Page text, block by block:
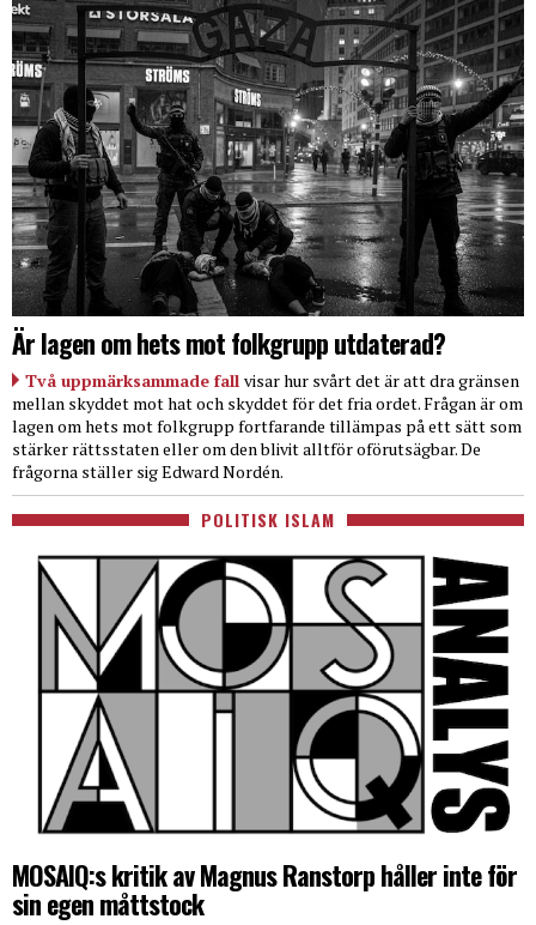
Är lagen om hets mot folkgrupp utdaterad?
Två uppmärksammade fall visar hur svårt det är att dra gränsen
mellan skyddet mot hat och skyddet för det fria ordet. Frågan är om
lagen om hets mot folkgrupp fortfarande tillämpas på ett sätt som
stärker rättsstaten eller om den blivit alltför oförutsägbar. De
frågorna ställer sig Edward Nordén.
POLITISK ISLAM
MOSAIQ:s kritik av Magnus Ranstorp håller inte för
sin egen måttstock